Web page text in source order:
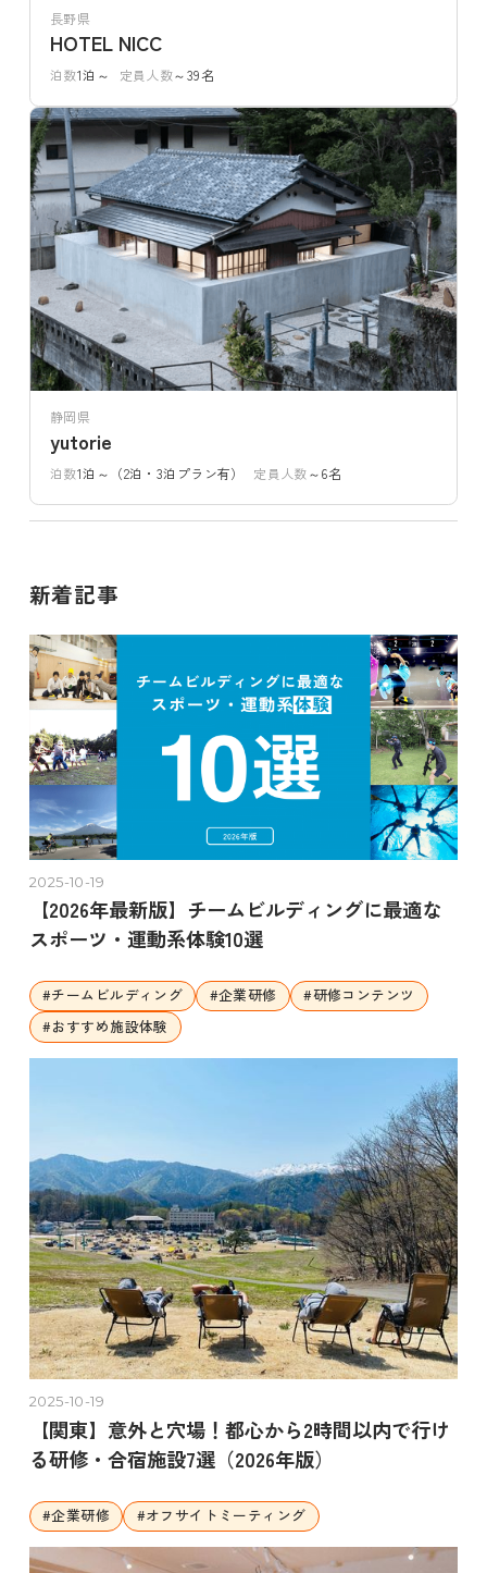
長野県
HOTEL NICC
泊数1泊～ 定員人数～39名
静岡県
yutorie
泊数1泊～（2泊・3泊プラン有） 定員人数～6名
新着記事
2025-10-19
【2026年最新版】チームビルディングに最適な
スポーツ・運動系体験10選
#チームビルディング #企業研修 #研修コンテンツ
#おすすめ施設体験
2025-10-19
【関東】意外と穴場！都心から2時間以内で行け
る研修・合宿施設7選（2026年版）
#企業研修 #オフサイトミーティング